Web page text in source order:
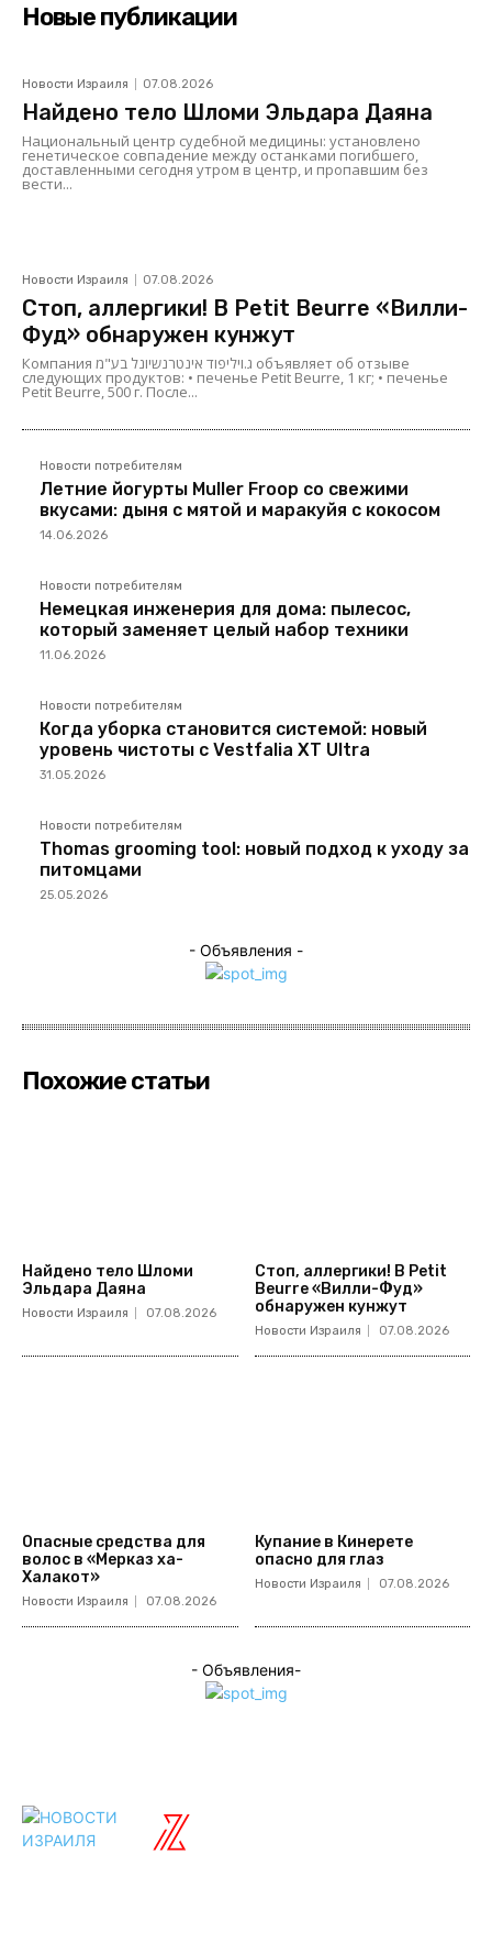
Новые публикации
Новости Израиля 07.08.2026
Найдено тело Шломи Эльдара Даяна
Национальный центр судебной медицины: установлено
генетическое совпадение между останками погибшего,
доставленными сегодня утром в центр, и пропавшим без
вести...
Новости Израиля 07.08.2026
Стоп, аллергики! В Petit Beurre «Вилли-
Фуд» обнаружен кунжут
Компания ג.ויליפוד אינטרנשיונל בע"מ объявляет об отзыве
следующих продуктов: • печенье Petit Beurre, 1 кг; • печенье
Petit Beurre, 500 г. После...
Новости потребителям
Летние йогурты Muller Froop со свежими
вкусами: дыня с мятой и маракуйя с кокосом
14.06.2026
Новости потребителям
Немецкая инженерия для дома: пылесос,
который заменяет целый набор техники
11.06.2026
Новости потребителям
Когда уборка становится системой: новый
уровень чистоты с Vestfalia XT Ultra
31.05.2026
Новости потребителям
Thomas grooming tool: новый подход к уходу за
питомцами
25.05.2026
- Объявления -
Похожие статьи
Найдено тело Шломи
Эльдара Даяна
Новости Израиля 07.08.2026
Стоп, аллергики! В Petit
Beurre «Вилли-Фуд»
обнаружен кунжут
Новости Израиля 07.08.2026
Опасные средства для
волос в «Мерказ ха-
Халакот»
Новости Израиля 07.08.2026
Купание в Кинерете
опасно для глаз
Новости Израиля 07.08.2026
- Объявления-